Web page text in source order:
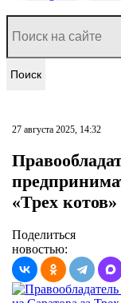
Поиск
27 августа 2025, 14:32
«Трех котов»
Поделиться
новостью: